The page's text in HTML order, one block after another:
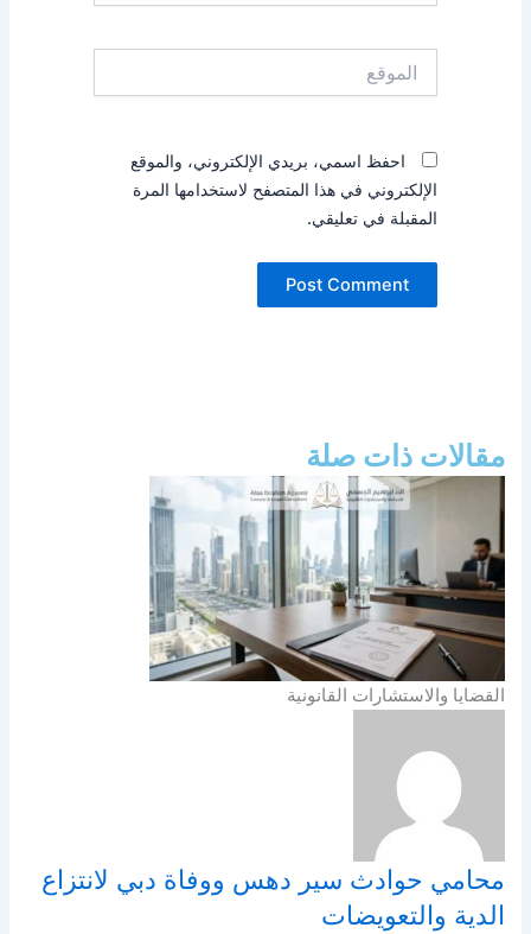
احفظ اسمي، بريدي الإلكتروني، والموقع
الإلكتروني في هذا المتصفح لاستخدامها المرة
المقبلة في تعليقي.
مقالات ذات صلة
القضايا والاستشارات القانونية
محامي حوادث سير دهس ووفاة دبي لانتزاع
الدية والتعويضات